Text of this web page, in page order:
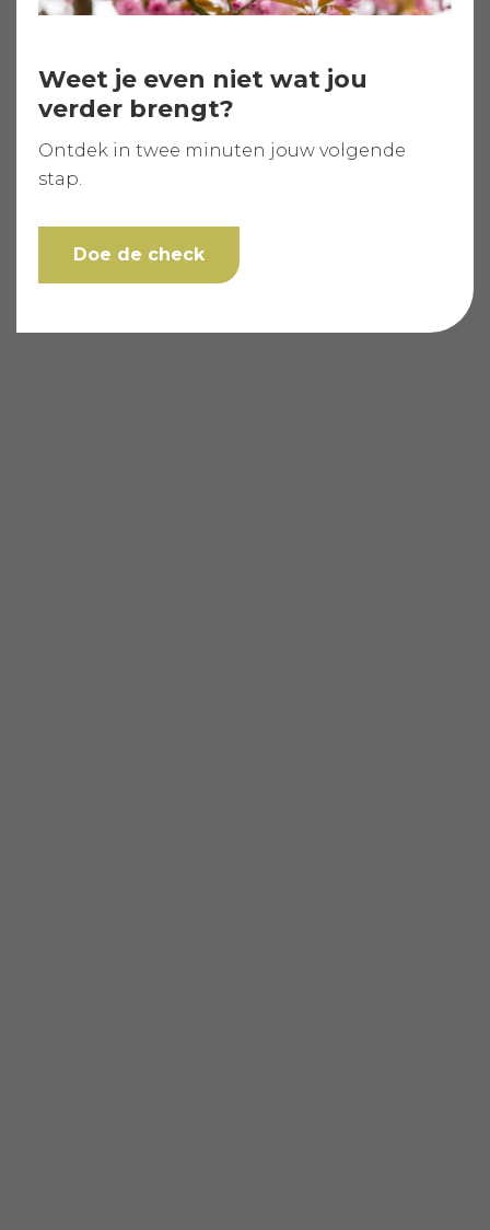
Weet je even niet wat jou
verder brengt?
Ontdek in twee minuten jouw volgende
stap.
Doe de check